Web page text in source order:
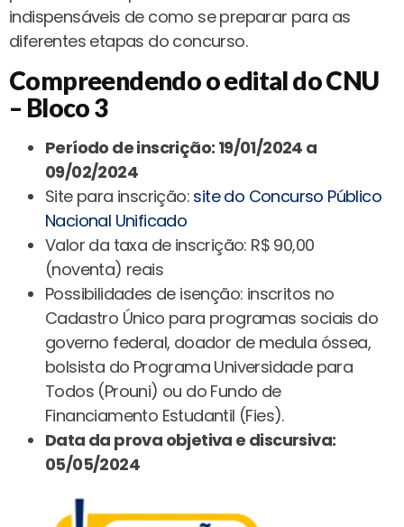
indispensáveis de como se preparar para as
diferentes etapas do concurso.
Compreendendo o edital do CNU
– Bloco 3
Período de inscrição: 19/01/2024 a
09/02/2024
Site para inscrição: site do Concurso Público
Nacional Unificado
Valor da taxa de inscrição: R$ 90,00
(noventa) reais
Possibilidades de isenção: inscritos no
Cadastro Único para programas sociais do
governo federal, doador de medula óssea,
bolsista do Programa Universidade para
Todos (Prouni) ou do Fundo de
Financiamento Estudantil (Fies).
Data da prova objetiva e discursiva:
05/05/2024